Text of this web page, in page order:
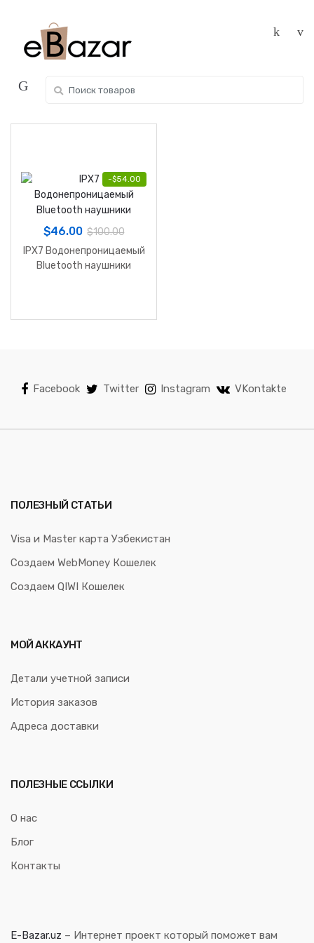
navigation
content
for:
-$54.00
$46.00 $100.00
IPX7 Водонепроницаемый
Bluetooth наушники
Facebook Twitter Instagram VKontakte
ПОЛЕЗНЫЙ СТАТЬИ
Visa и Master карта Узбекистан
Создаем WebMoney Кошелек
Создаем QIWI Кошелек
МОЙ АККАУНТ
Детали учетной записи
История заказов
Адреса доставки
ПОЛЕЗНЫЕ ССЫЛКИ
О нас
Блог
Контакты
E-Bazar.uz – Интернет проект который поможет вам